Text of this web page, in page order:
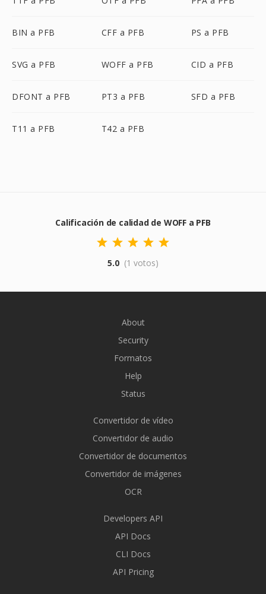
BIN a PFB CFF a PFB PS a PFB
SVG a PFB WOFF a PFB CID a PFB
DFONT a PFB PT3 a PFB SFD a PFB
T11 a PFB T42 a PFB
Calificación de calidad de WOFF a PFB
5.0 (1 votos)
About
Security
Formatos
Help
Status
Convertidor de vídeo
Convertidor de audio
Convertidor de documentos
Convertidor de imágenes
OCR
Developers API
API Docs
CLI Docs
API Pricing